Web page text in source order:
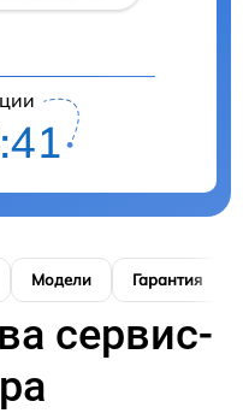
Модели Гарантия
сервис-